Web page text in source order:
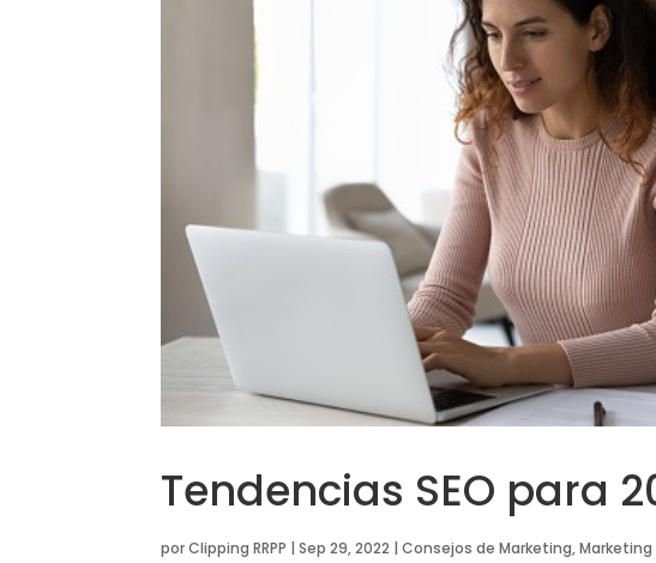
Tendencias SEO para
porClipping RRPP |Sep 29, 2022 |Consejos de Marketing,